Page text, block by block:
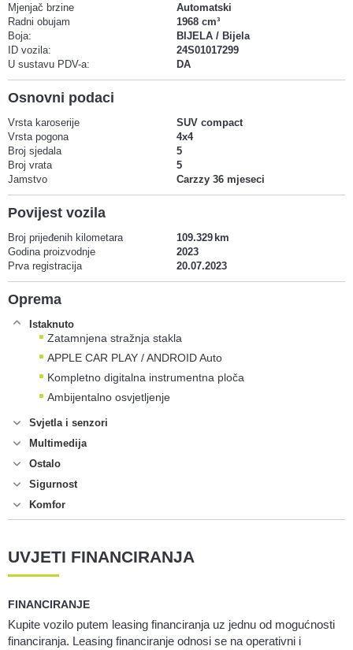
Mjenjač brzine
Automatski
Radni obujam
1968 cm³
Boja:
BIJELA / Bijela
ID vozila:
24S01017299
U sustavu PDV-a:
DA
Osnovni podaci
Vrsta karoserije
SUV compact
Vrsta pogona
4x4
Broj sjedala
5
Broj vrata
5
Jamstvo
Carzzy 36 mjeseci
Povijest vozila
Broj prijeđenih kilometara
109.329
Godina proizvodnje
2023
Prva registracija
20.07.2023
Oprema
Istaknuto
Zatamnjena stražnja stakla
APPLE CAR PLAY / ANDROID Auto
Kompletno digitalna instrumentna ploča
Ambijentalno osvjetljenje
Svjetla i senzori
Multimedija
Ostalo
Sigurnost
Komfor
UVJETI FINANCIRANJA
FINANCIRANJE
Kupite vozilo putem leasing financiranja uz jednu od mogućnosti
financiranja. Leasing financiranje odnosi se na operativni i